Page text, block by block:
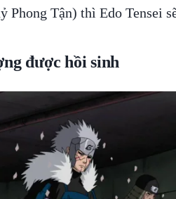
Tận) thì Edo Tensei
được hồi sinh